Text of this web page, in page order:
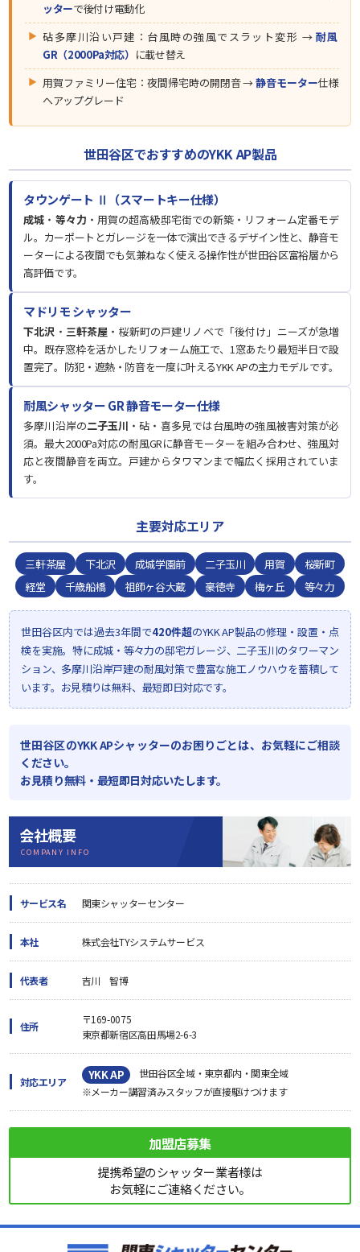
ッターで後付け電動化
砧多摩川沿い戸建：台風時の強風でスラット変形 → 耐風
GR（2000Pa対応） に載せ替え
用賀ファミリー住宅：夜間帰宅時の開閉音 →静音モーター仕様
へアップグレード
世田谷区でおすすめのYKK AP製品
タウンゲート Ⅱ（スマートキー仕様）
成城 ・ 等々力 ・用賀の超高級邸宅街での新築・リフォーム定番モデ
ル。カーポートとガレージを一体で演出できるデザイン性と、静音モ
ーターによる夜間でも気兼ねなく使える操作性が世田谷区富裕層から
高評価です。
マドリモ シャッター
下北沢 ・ 三軒茶屋 ・桜新町の戸建リノベで「後付け」ニーズが急増
中。既存窓枠を活かしたリフォーム施工で、1窓あたり最短半日で設
置完了。防犯・遮熱・防音を一度に叶えるYKK APの主力モデルです。
耐風シャッター GR 静音モーター仕様
多摩川沿岸の二子玉川 ・砧・喜多見では台風時の強風被害対策が必
須。最大2000Pa対応の耐風GRに静音モーターを組み合わせ、強風対
応と夜間静音を両立。戸建からタワマンまで幅広く採用されていま
す。
主要対応エリア
三軒茶屋 下北沢 成城学園前 二子玉川 用賀
桜新町
経堂
千歳船橋 祖師ヶ谷大蔵 豪徳寺 梅ヶ丘 等々力
世田谷区内では過去3年間で420件超のYKK AP製品の修理・設置・点
検を実施。特に成城・等々力の邸宅ガレージ、二子玉川のタワーマン
ション、多摩川沿岸戸建の耐風対策で豊富な施工ノウハウを蓄積して
います。お見積りは無料、最短即日対応です。
世田谷区のYKK APシャッターのお困りごとは、お気軽にご相談
ください。
お見積り無料・最短即日対応いたします。
会社概要
COMPANY INFO
サービス名 関東シャッターセンター
本社 株式会社TYシステムサービス
代表者 吉川 智博
住所
〒169-0075
東京都新宿区高田馬場2-6-3
対応エリア YKK AP
世田谷区全域・東京都内・関東全域
※メーカー講習済みスタッフが直接駆けつけます
加盟店募集
提携希望のシャッター業者様は
お気軽にご連絡ください。